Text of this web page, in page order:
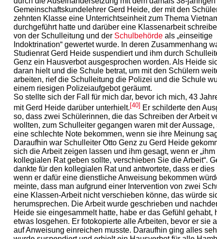
Gemeinschaftskundelehrer Gerd Heide, der mit den
zehnten Klasse eine Unterrichtseinheit zum Thema
durchgeführt hatte und darüber eine Klassenarbeit
von der Schulleitung und der Schulbehörde als „einseitige
Indoktrination“ gewertet wurde. In deren Zusammenhang
Studienrat Gerd Heide suspendiert und ihm durch
Genz ein Hausverbot ausgesprochen worden. Als Heide
daran hielt und die Schule betrat, um mit den Schülern
arbeiten, rief die Schulleitung die Polizei und die Schule
einem riesigen Polizeiaufgebot geräumt.
So stellte sich der Fall für mich dar, bevor ich mich, 43
mit Gerd Heide darüber unterhielt. [40] Er schilderte den
so, dass zwei Schülerinnen, die das Schreiben der Arbeit
wollten, zum Schulleiter gegangen waren mit der Aussage,
eine schlechte Note bekommen, wenn sie ihre Meinung
Daraufhin war Schulleiter Otto Genz zu Gerd Heide
sich die Arbeit zeigen lassen und ihm gesagt, wenn er
kollegialen Rat geben sollte, verschieben Sie die Arbeit“.
dankte für den kollegialen Rat und antwortete, dass er dies
wenn er dafür eine dienstliche Anweisung bekommen
meinte, dass man aufgrund einer Intervention von zwei
eine Klassen-Arbeit nicht verschieben könne, das würde
herumsprechen. Die Arbeit wurde geschrieben und
Heide sie eingesammelt hatte, habe er das Gefühl gehabt,
etwas losgehen. Er fotokopierte alle Arbeiten, bevor er sie
auf Anweisung einreichen musste. Daraufhin ging alles